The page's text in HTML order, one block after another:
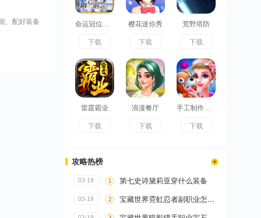
、配好装备
下载
樱花迷你秀
下载
荒野塔防
下载
雷霆霸业
下载
浪漫餐厅
下载 下载
攻略热榜
03-19 1 第七史诗黛莉亚穿什么装备
03-19 2 宝藏世界霓虹忍者副职业怎么选